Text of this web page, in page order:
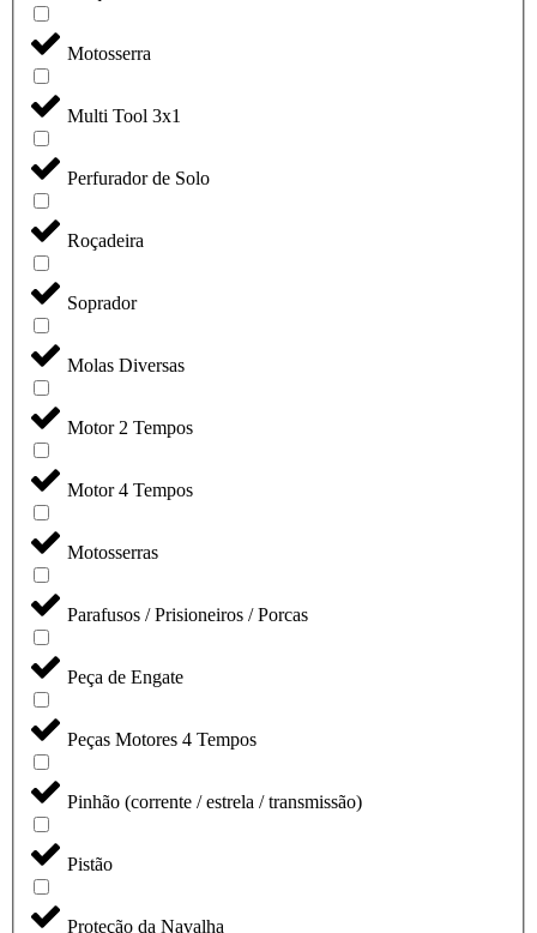
Motosserra
Multi Tool 3x1
Perfurador de Solo
Roçadeira
Soprador
Molas Diversas
Motor 2 Tempos
Motor 4 Tempos
Motosserras
Parafusos / Prisioneiros / Porcas
Peça de Engate
Peças Motores 4 Tempos
Pinhão (corrente / estrela / transmissão)
Pistão
Proteção da Navalha